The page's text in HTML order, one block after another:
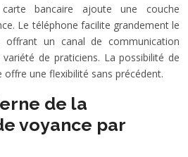
bancaire ajoute une couche
Le téléphone facilite grandement le
un canal de communication
de praticiens. La possibilité de
une flexibilité sans précédent.
de la
voyance par